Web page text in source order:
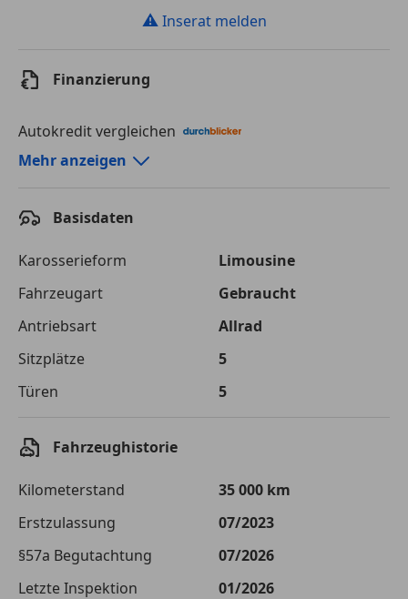
⚠ Inserat melden
Finanzierung
Autokredit vergleichen
Autokredit-Rechner von durchblicker.at
Laufzeit
120 Monate
Kreditbetrag
€ 75 000,-
Zu zahlender
Gesamtbetrag
€ 105 661,-
Effektivzinsatz
Sollzinssatz
7,25 %
Monatliche Rate € 880,51
von der von Ihnen gewählten Bank. Rückzahlungszeitraum 1-10
Mehr anzeigen
Basisdaten
Karosserieform
Limousine
Fahrzeugart
Gebraucht
Antriebsart
Allrad
Sitzplätze
5
Türen
5
Fahrzeughistorie
Kilometerstand
35 000 km
Erstzulassung
07/2023
§57a Begutachtung
07/2026
Letzte Inspektion
01/2026